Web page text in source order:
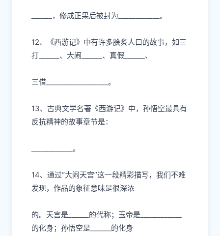
______，修成正果后被封为____________。
12、《⻄游记》中有许多脍炙⼈⼝的故事，如三
打 ______、 ⼤闹 ______、真假______、
三借 __________________。
13、古典⽂学名著《⻄游记》中，孙悟空最具有
反抗精神的故事章节是：
____________。
14、通过“⼤闹天宫”这⼀段精彩描写，我们不难
发现，作品的象征意味是很深浓
的。天宫是 ______的代称； ⽟帝是
的化身；孙悟空是______的化身